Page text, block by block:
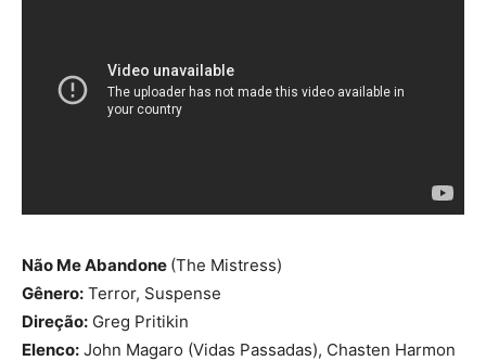
Não Me Abandone (The Mistress)
Gênero: Terror, Suspense
Direção: Greg Pritikin
Elenco: John Magaro (Vidas Passadas), Chasten Harmon